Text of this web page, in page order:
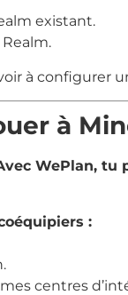
existant.
à configurer
à
WePlan, tu
:
centres